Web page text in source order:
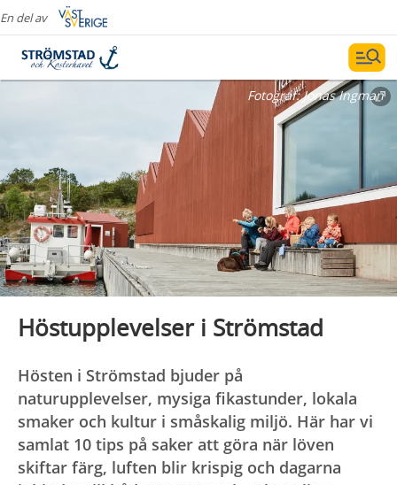
En del av
Fotograf:Jonas Ingman
Höstupplevelser i Strömstad
Hösten i Strömstad bjuder på
naturupplevelser, mysiga fikastunder, lokala
smaker och kultur i småskalig miljö. Här har vi
samlat 10 tips på saker att göra när löven
skiftar färg, luften blir krispig och dagarna